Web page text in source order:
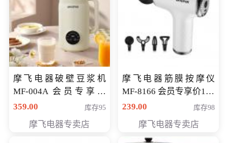
摩飞电器破壁豆浆机
MF-004A 会员专享价
168元
359.00 库存95
摩飞电器专卖店
摩飞电器筋膜按摩仪
MF-8166 会员专享价168
元
239.00 库存98
摩飞电器专卖店